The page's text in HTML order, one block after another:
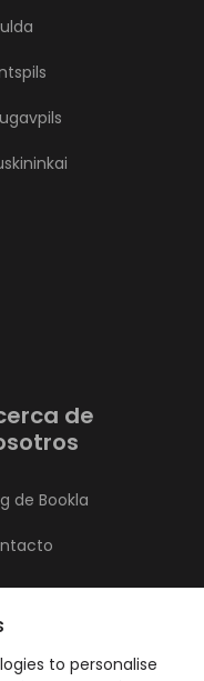
to personalise
de
de Bookla